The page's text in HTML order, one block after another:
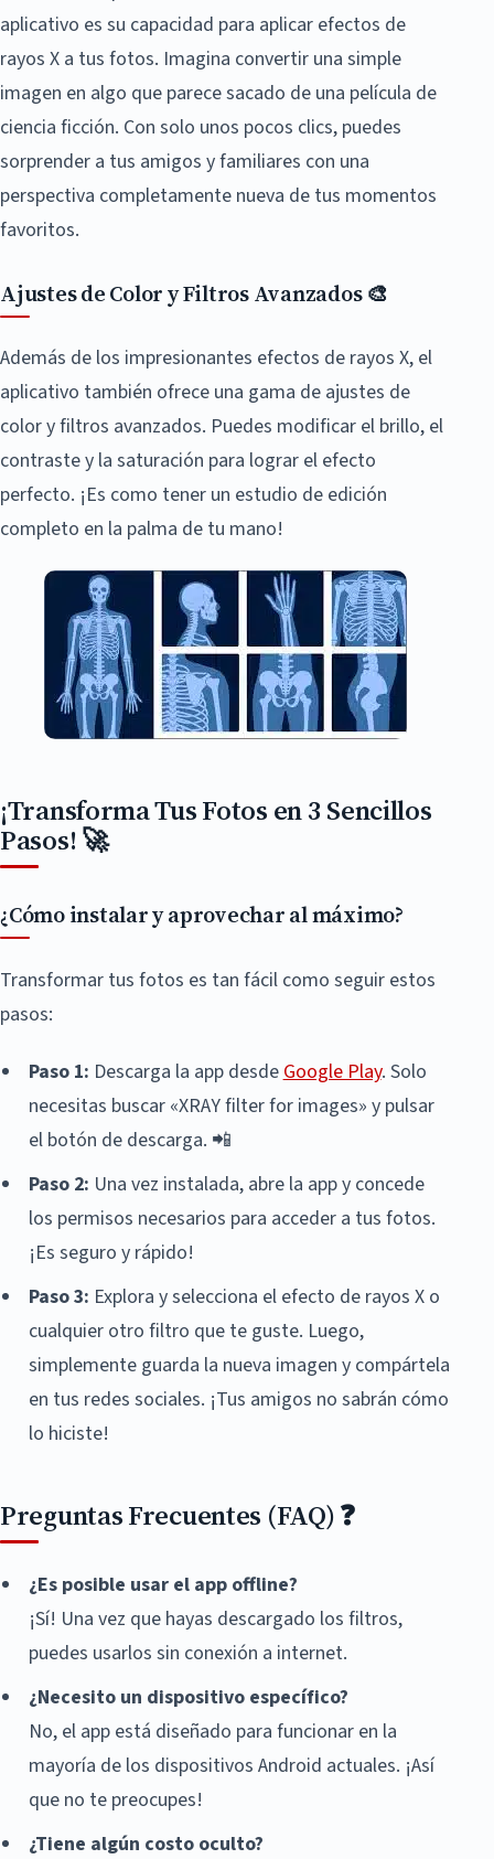
aplicativo es su capacidad para aplicar efectos de
rayos X a tus fotos. Imagina convertir una simple
imagen en algo que parece sacado de una película de
ciencia ficción. Con solo unos pocos clics, puedes
sorprender a tus amigos y familiares con una
perspectiva completamente nueva de tus momentos
favoritos.
Ajustes de Color y Filtros Avanzados 🎨
Además de los impresionantes efectos de rayos X, el
aplicativo también ofrece una gama de ajustes de
color y filtros avanzados. Puedes modificar el brillo, el
contraste y la saturación para lograr el efecto
perfecto. ¡Es como tener un estudio de edición
completo en la palma de tu mano!
¡Transforma Tus Fotos en 3 Sencillos
Pasos! 🚀
¿Cómo instalar y aprovechar al máximo?
Transformar tus fotos es tan fácil como seguir estos
pasos:
Paso 1: Descarga la app desdeGoogle Play. Solo
necesitas buscar «XRAY filter for images» y pulsar
el botón de descarga. 📲
Paso 2: Una vez instalada, abre la app y concede
los permisos necesarios para acceder a tus fotos.
¡Es seguro y rápido!
Paso 3: Explora y selecciona el efecto de rayos X o
cualquier otro filtro que te guste. Luego,
simplemente guarda la nueva imagen y compártela
en tus redes sociales. ¡Tus amigos no sabrán cómo
lo hiciste!
Preguntas Frecuentes (FAQ) ❓
¿Es posible usar el app offline?
¡Sí! Una vez que hayas descargado los filtros,
puedes usarlos sin conexión a internet.
¿Necesito un dispositivo específico?
No, el app está diseñado para funcionar en la
mayoría de los dispositivos Android actuales. ¡Así
que no te preocupes!
¿Tiene algún costo oculto?